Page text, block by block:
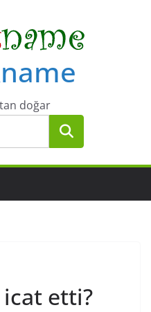
doğar
icat etti?